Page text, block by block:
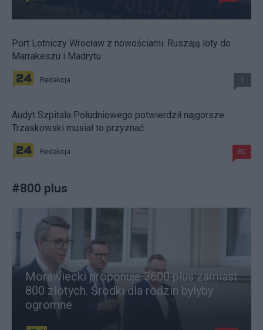
Port Lotniczy Wrocław z nowościami. Ruszają loty do
Marrakeszu i Madrytu
Redakcja 1
Audyt Szpitala Południowego potwierdził najgorsze.
Trzaskowski musiał to przyznać
Redakcja 80
#800 plus
Morawiecki proponuje 3600 plus zamiast
800 złotych. Środki dla rodzin byłyby
ogromne